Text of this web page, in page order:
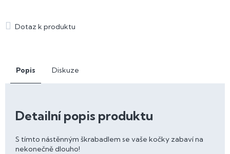
Popis Diskuze
Detailní popis produktu
S tímto nástěnným škrabadlem se vaše kočky zabaví na
nekonečně dlouho!